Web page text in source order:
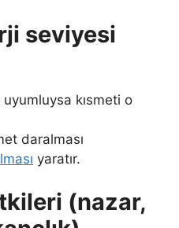
seviyesi
kısmeti o
daralması
yaratır.
(nazar,